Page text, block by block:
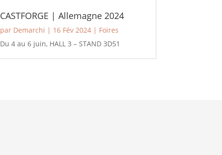
CASTFORGE | Allemagne 2024
par Demarchi | 16 Fév 2024 | Foires
Du 4 au 6 juin, HALL 3 – STAND 3D51